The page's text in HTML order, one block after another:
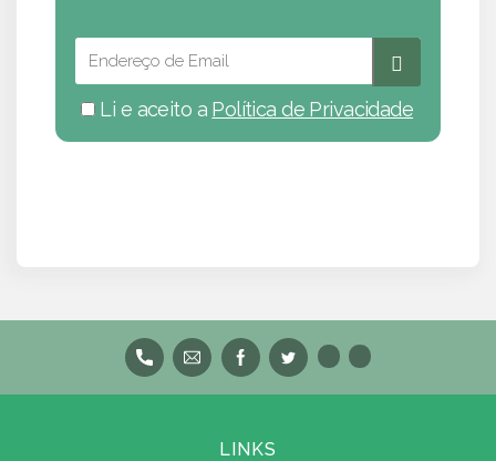
Li e aceito a Política de Privacidade
LINKS